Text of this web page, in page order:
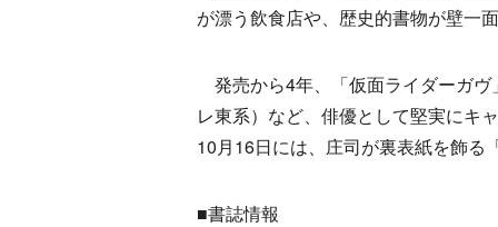
が漂う飲食店や、歴史的書物が壁一
発売から4年、「仮面ライダーガ
レ東系）など、俳優として堅実にキ
10月16日には、庄司が裏表紙を飾る
■書誌情報